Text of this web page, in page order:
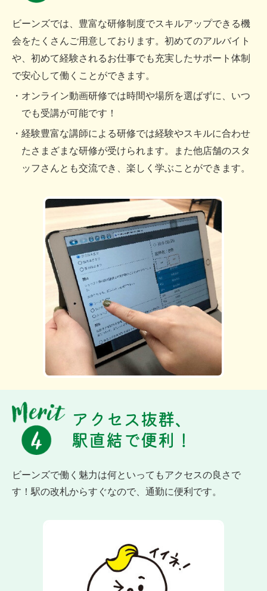
ビーンズでは、豊富な研修制度でスキルアップできる機
会をたくさんご用意しております。初めてのアルバイト
や、初めて経験されるお仕事でも充実したサポート体制
で安心して働くことができます。
・オンライン動画研修では時間や場所を選ばずに、いつ
でも受講が可能です！
・経験豊富な講師による研修では経験やスキルに合わせ
たさまざまな研修が受けられます。また他店舗のスタ
ッフさんとも交流でき、楽しく学ぶことができます。
アクセス抜群、
駅直結で便利！
ビーンズで働く魅力は何といってもアクセスの良さで
す！駅の改札からすぐなので、通勤に便利です。